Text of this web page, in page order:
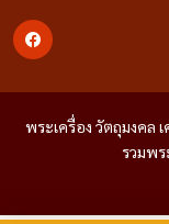
พระเครื่อง วัตถุมงคล
รวมพ